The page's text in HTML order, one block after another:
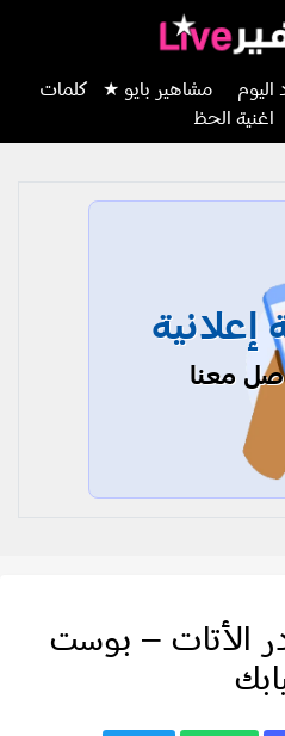
اليوم مشاهير بايو ★
كلمات
اغنية الحظ
معنا
الأتات – بوست